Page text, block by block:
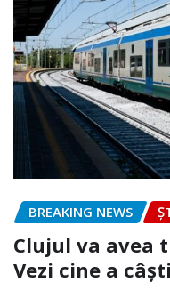
BREAKING NEWS
Clujul va avea
Vezi cine a